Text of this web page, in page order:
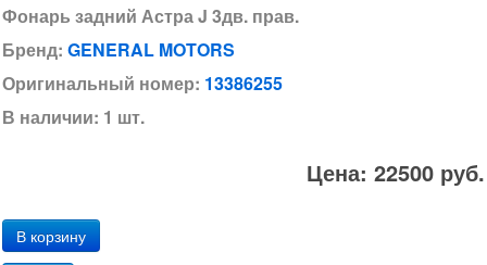
Фонарь задний Астра J 3дв. прав.
Бренд: GENERAL MOTORS
Оригинальный номер: 13386255
В наличии: 1 шт.
Цена: 22500 руб.